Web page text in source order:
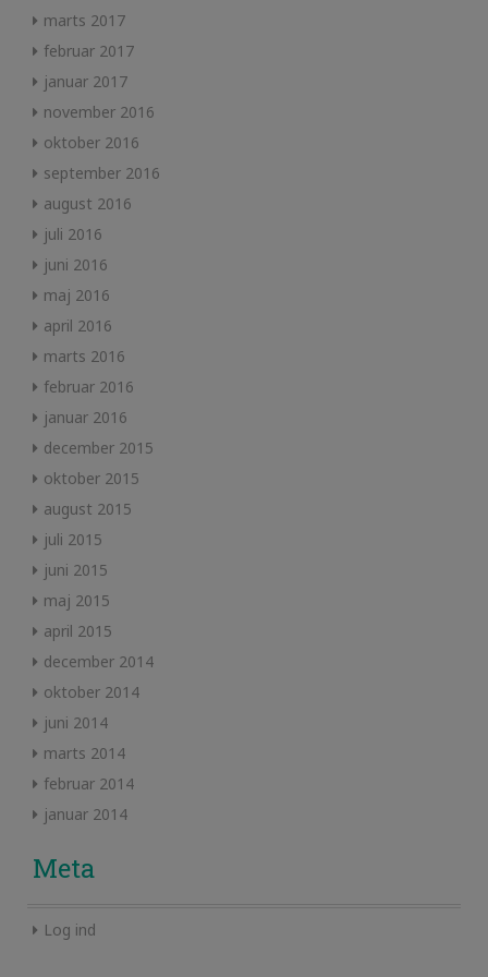
marts 2017
februar 2017
januar 2017
november 2016
oktober 2016
september 2016
august 2016
juli 2016
juni 2016
maj 2016
april 2016
marts 2016
februar 2016
januar 2016
december 2015
oktober 2015
august 2015
juli 2015
juni 2015
maj 2015
april 2015
december 2014
oktober 2014
juni 2014
marts 2014
februar 2014
januar 2014
Meta
Log ind